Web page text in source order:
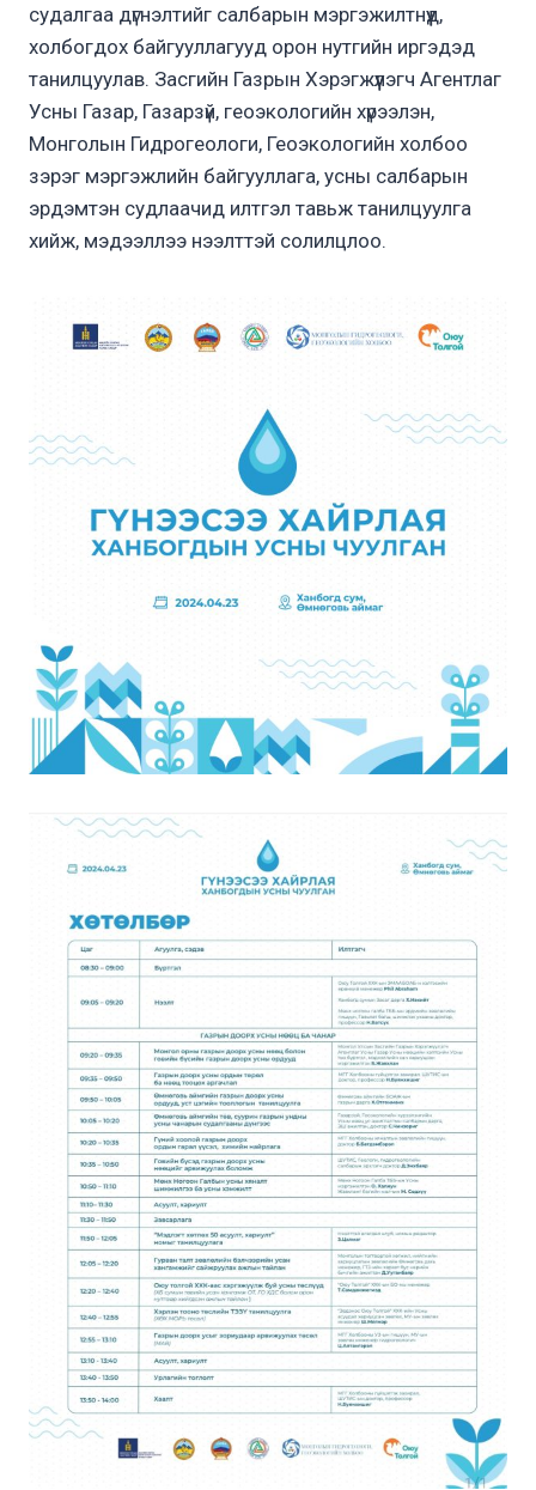
судалгаа дүгнэлтийг салбарын мэргэжилтнүүд,
холбогдох байгууллагууд орон нутгийн иргэдэд
танилцуулав. Засгийн Газрын Хэрэгжүүлэгч Агентлаг
Усны Газар, Газарзүй, геоэкологийн хүрээлэн,
Монголын Гидрогеологи, Геоэкологийн холбоо
зэрэг мэргэжлийн байгууллага, усны салбарын
эрдэмтэн судлаачид илтгэл тавьж танилцуулга
хийж, мэдээллээ нээлттэй солилцлоо.